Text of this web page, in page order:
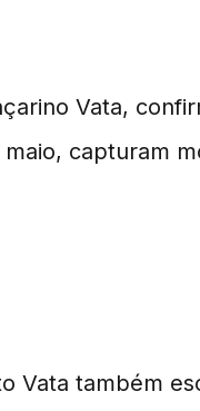
Vata,
capturam
Vata também